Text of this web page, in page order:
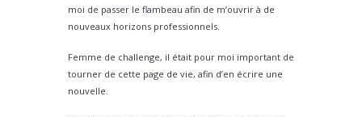
moi de passer le flambeau afin de m’ouvrir à de
nouveaux horizons professionnels.
Femme de challenge, il était pour moi important de
tourner de cette page de vie, afin d’en écrire une
nouvelle.